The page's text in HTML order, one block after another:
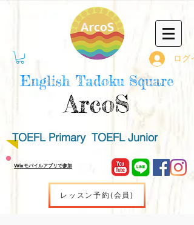
ログ
English Tadoku Square
ArcoS
TOEFL Primary TOEFL Junior
Wixモバイルアプリで参加
レッスン予約(会員)